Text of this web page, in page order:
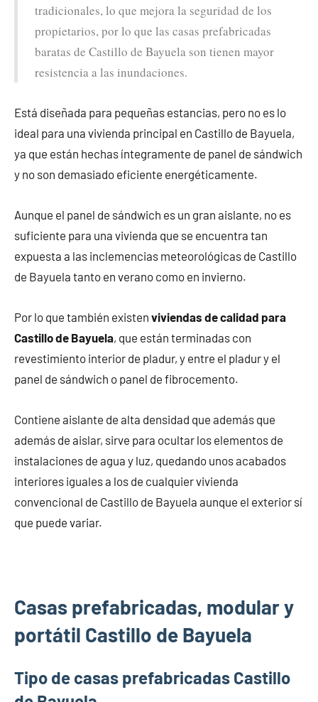
tradicionales, lo que mejora la seguridad de los
propietarios, por lo que las casas prefabricadas
baratas de Castillo de Bayuela son tienen mayor
resistencia a las inundaciones.
Está diseñada para pequeñas estancias, pero no es lo
ideal para una vivienda principal en Castillo de Bayuela,
ya que están hechas íntegramente de panel de sándwich
y no son demasiado eficiente energéticamente.
Aunque el panel de sándwich es un gran aislante, no es
suficiente para una vivienda que se encuentra tan
expuesta a las inclemencias meteorológicas de Castillo
de Bayuela tanto en verano como en invierno.
Por lo que también existen viviendas de calidad para
Castillo de Bayuela, que están terminadas con
revestimiento interior de pladur, y entre el pladur y el
panel de sándwich o panel de fibrocemento.
Contiene aislante de alta densidad que además que
además de aislar, sirve para ocultar los elementos de
instalaciones de agua y luz, quedando unos acabados
interiores iguales a los de cualquier vivienda
convencional de Castillo de Bayuela aunque el exterior sí
que puede variar.
Casas prefabricadas, modular y
portátil Castillo de Bayuela
Tipo de casas prefabricadas Castillo